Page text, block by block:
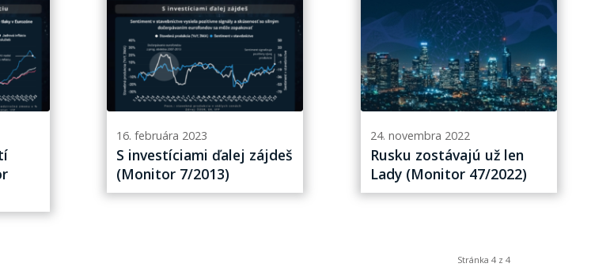
16. februára 2023
S investíciami ďalej zájdeš
(Monitor 7/2013)
24. novembra 2022
Rusku zostávajú už len
Lady (Monitor 47/2022)
Stránka 4 z 4